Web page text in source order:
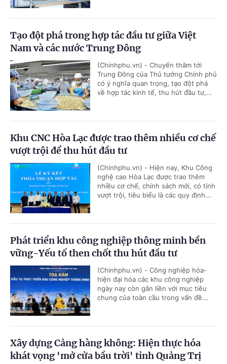
Tạo đột phá trong hợp tác đầu tư giữa Việt
Nam và các nước Trung Đông
(Chinhphu.vn) - Chuyến thăm tới
Trung Đông của Thủ tướng Chính phủ
có ý nghĩa quan trọng, tạo đột phá
về hợp tác kinh tế, thu hút đầu tư,...
Khu CNC Hòa Lạc được trao thêm nhiều cơ chế
vượt trội để thu hút đầu tư
(Chinhphu.vn) - Hiện nay, Khu Công
nghệ cao Hòa Lạc được trao thêm
nhiều cơ chế, chính sách mới, có tính
vượt trội, tiêu biểu là các quy định...
Phát triển khu công nghiệp thông minh bền
vững-Yếu tố then chốt thu hút đầu tư
(Chinhphu.vn) - Công nghiệp hóa-
hiện đại hóa các khu công nghiệp
ngày nay còn gắn liền với mục tiêu
chung của toàn cầu trong vấn đề...
Xây dựng Cảng hàng không: Hiện thực hóa
khát vọng 'mở cửa bầu trời' tỉnh Quảng Trị